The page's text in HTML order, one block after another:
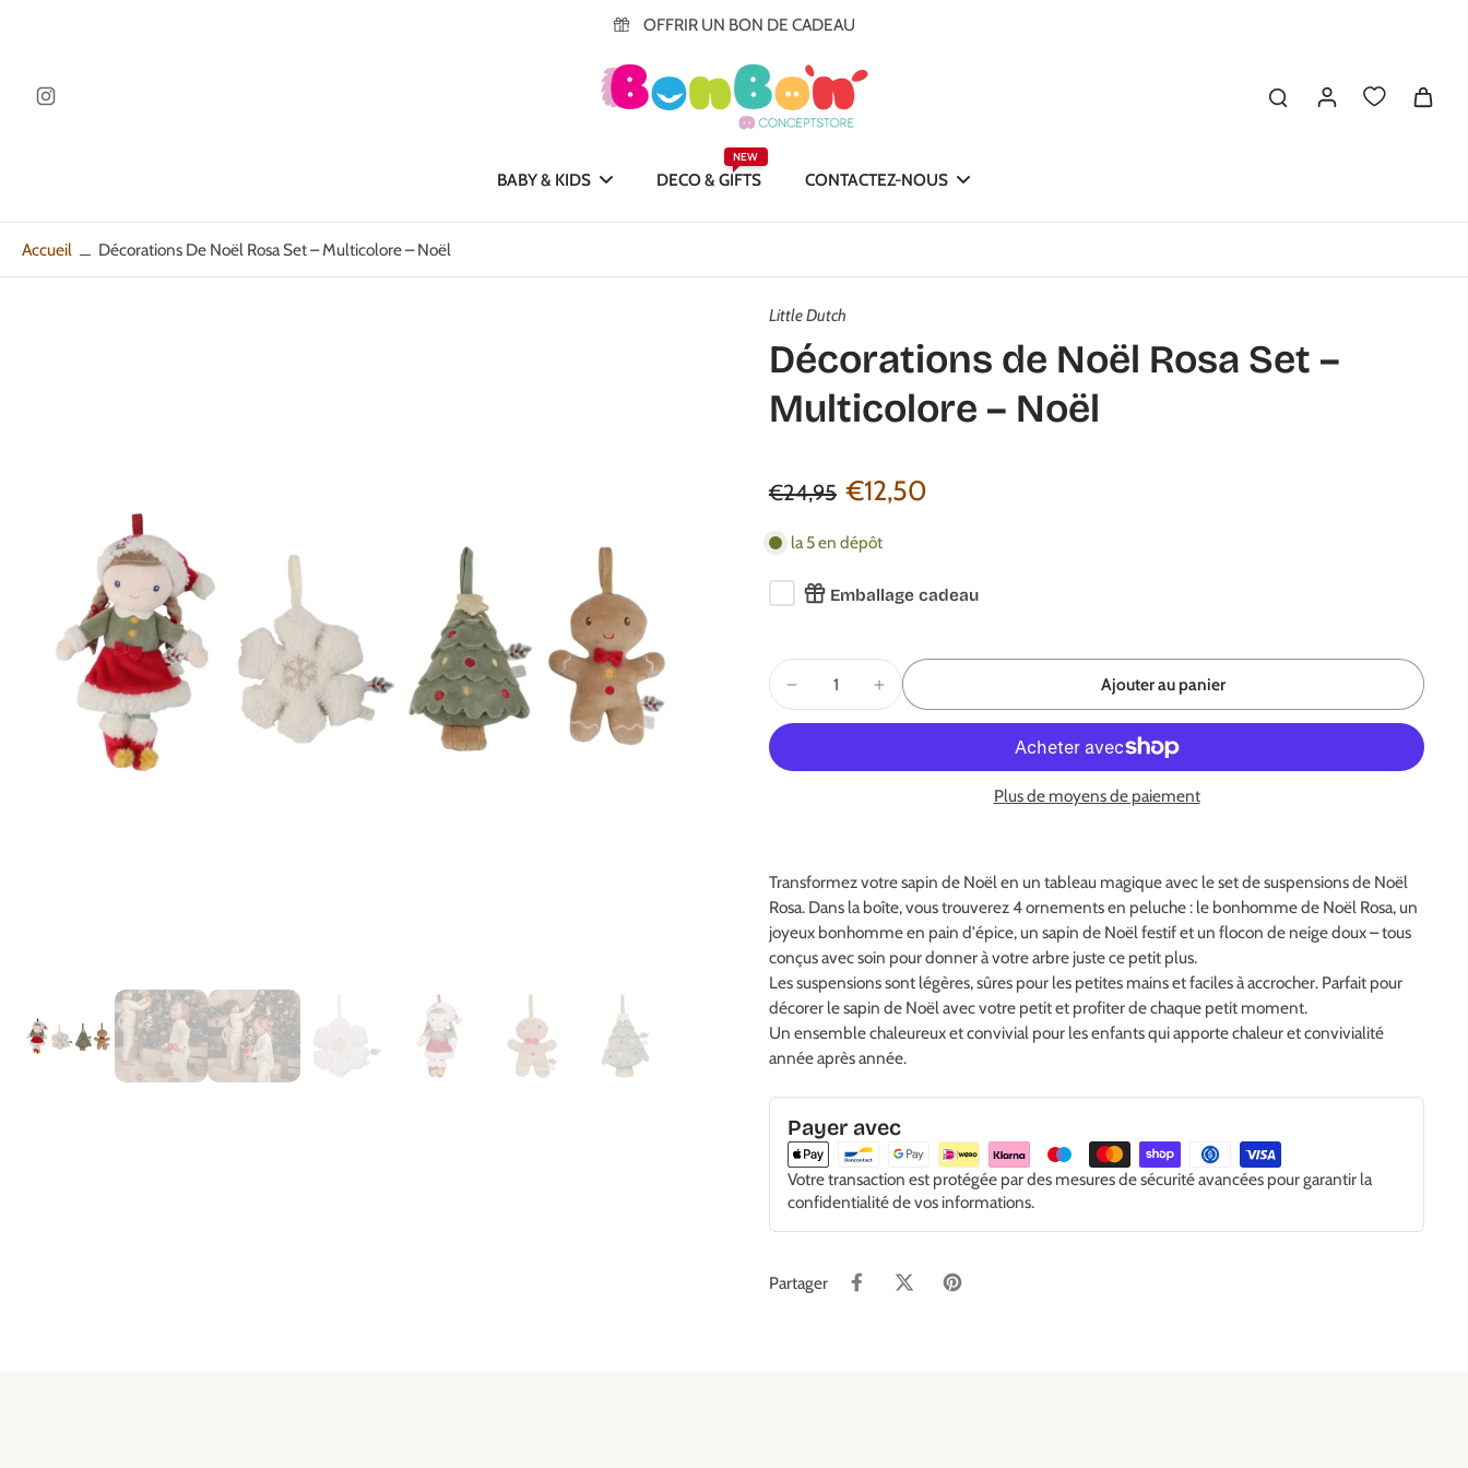
OFFRIR UN BON DE CADEAU
BABY & KIDS DECO & GIFTS
NEW
CONTACTEZ-NOUS
Accueil Décorations De Noël Rosa Set – Multicolore – Noël
Little Dutch
Décorations de Noël Rosa Set –
Multicolore – Noël
€24,95 €12,50
la 5 en dépôt
Emballage cadeau
Ajouter au panier
Plus de moyens de paiement
Transformez votre sapin de Noël en un tableau magique avec le set de suspensions de Noël
Rosa. Dans la boîte, vous trouverez 4 ornements en peluche : le bonhomme de Noël Rosa, un
joyeux bonhomme en pain d'épice, un sapin de Noël festif et un flocon de neige doux – tous
conçus avec soin pour donner à votre arbre juste ce petit plus.
Les suspensions sont légères, sûres pour les petites mains et faciles à accrocher. Parfait pour
décorer le sapin de Noël avec votre petit et profiter de chaque petit moment.
Un ensemble chaleureux et convivial pour les enfants qui apporte chaleur et convivialité
année après année.
Payer avec
Votre transaction est protégée par des mesures de sécurité avancées pour garantir la
confidentialité de vos informations.
Partager